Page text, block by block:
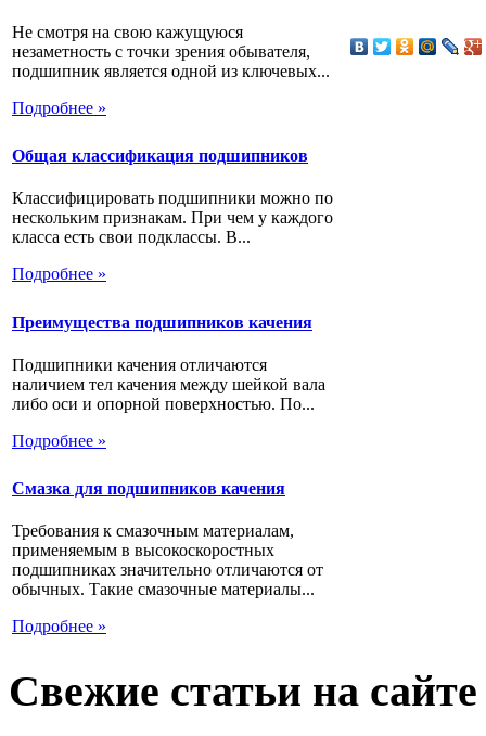
Не смотря на свою кажущуюся
незаметность с точки зрения обывателя,
подшипник является одной из ключевых...
Подробнее »
Общая классификация подшипников
Классифицировать подшипники можно по
нескольким признакам. При чем у каждого
класса есть свои подклассы. В...
Подробнее »
Преимущества подшипников качения
Подшипники качения отличаются
наличием тел качения между шейкой вала
либо оси и опорной поверхностью. По...
Подробнее »
Смазка для подшипников качения
Требования к смазочным материалам,
применяемым в высокоскоростных
подшипниках значительно отличаются от
обычных. Такие смазочные материалы...
Подробнее »
Свежие статьи на сайте